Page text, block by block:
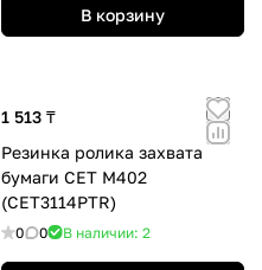
В корзину
1 513 ₸
Резинка ролика захвата
бумаги CET M402
(CET3114PTR)
0 0 В наличии: 2